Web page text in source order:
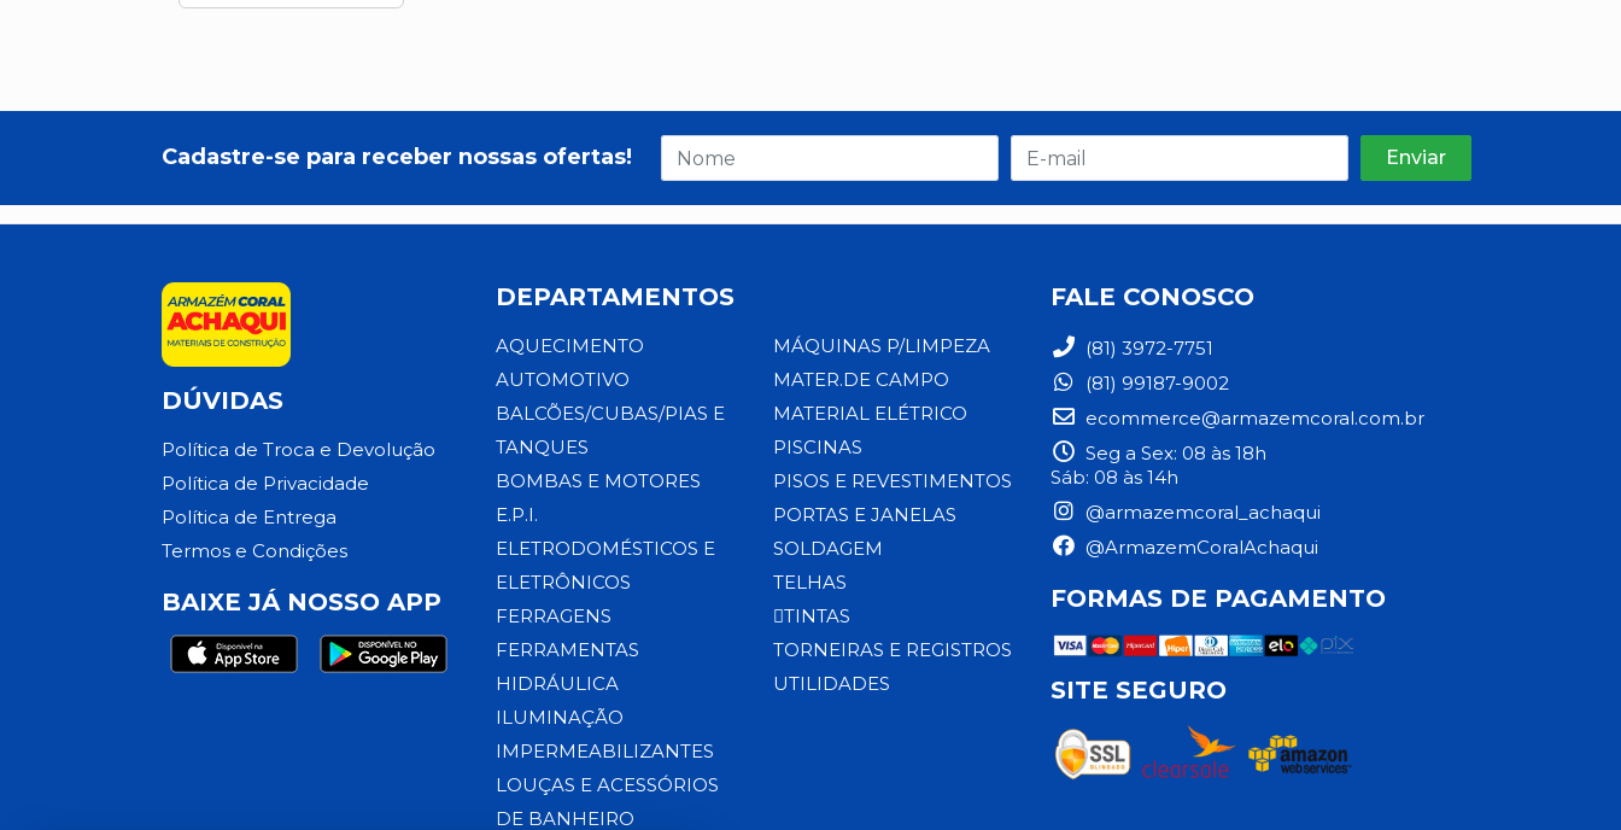
Cadastre-se para receber nossas ofertas!
DÚVIDAS
Política de Troca e Devolução
Política de Privacidade
Política de Entrega
Termos e Condições
BAIXE JÁ NOSSO APP
DEPARTAMENTOS
AQUECIMENTO
AUTOMOTIVO
BALCÕES/CUBAS/PIAS E
TANQUES
BOMBAS E MOTORES
E.P.I.
ELETRODOMÉSTICOS E
ELETRÔNICOS
FERRAGENS
FERRAMENTAS
HIDRÁULICA
ILUMINAÇÃO
IMPERMEABILIZANTES
LOUÇAS E ACESSÓRIOS
DE BANHEIRO
MÁQUINAS P/LIMPEZA
MATER.DE CAMPO
MATERIAL ELÉTRICO
PISCINAS
PISOS E REVESTIMENTOS
PORTAS E JANELAS
SOLDAGEM
TELHAS
TINTAS
TORNEIRAS E REGISTROS
UTILIDADES
FALE CONOSCO
(81) 3972-7751
(81) 99187-9002
ecommerce@armazemcoral.com.br
Seg a Sex: 08 às 18h
Sáb: 08 às 14h
@armazemcoral_achaqui
@ArmazemCoralAchaqui
FORMAS DE PAGAMENTO
SITE SEGURO